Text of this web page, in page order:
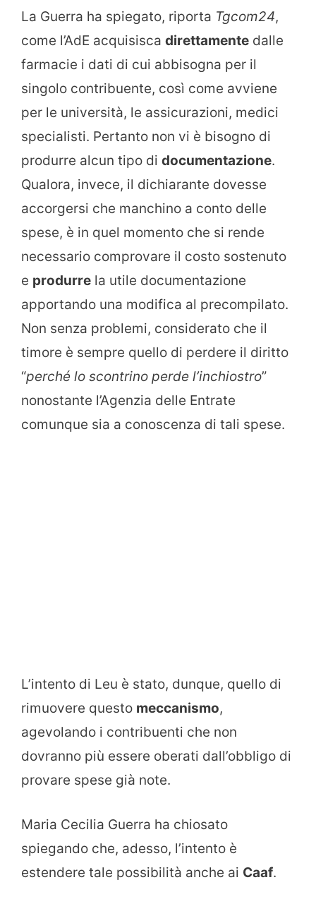
La Guerra ha spiegato, riporta Tgcom24,
come l’AdE acquisisca direttamente dalle
farmacie i dati di cui abbisogna per il
singolo contribuente, così come avviene
per le università, le assicurazioni, medici
specialisti. Pertanto non vi è bisogno di
produrre alcun tipo di documentazione.
Qualora, invece, il dichiarante dovesse
accorgersi che manchino a conto delle
spese, è in quel momento che si rende
necessario comprovare il costo sostenuto
e produrre la utile documentazione
apportando una modifica al precompilato.
Non senza problemi, considerato che il
timore è sempre quello di perdere il diritto
“perché lo scontrino perde l’inchiostro”
nonostante l’Agenzia delle Entrate
comunque sia a conoscenza di tali spese.
L’intento di Leu è stato, dunque, quello di
rimuovere questo meccanismo,
agevolando i contribuenti che non
dovranno più essere oberati dall’obbligo di
provare spese già note.
Maria Cecilia Guerra ha chiosato
spiegando che, adesso, l’intento è
estendere tale possibilità anche ai Caaf.